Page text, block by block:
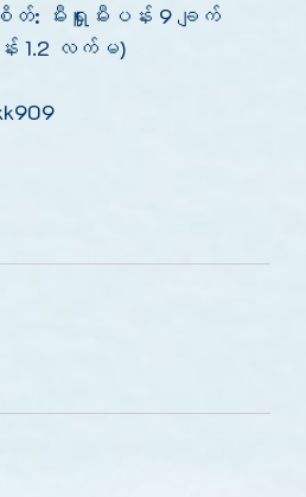
မီးရှူးမီးပန်း 9 ချက်
1.2 လက်မ)